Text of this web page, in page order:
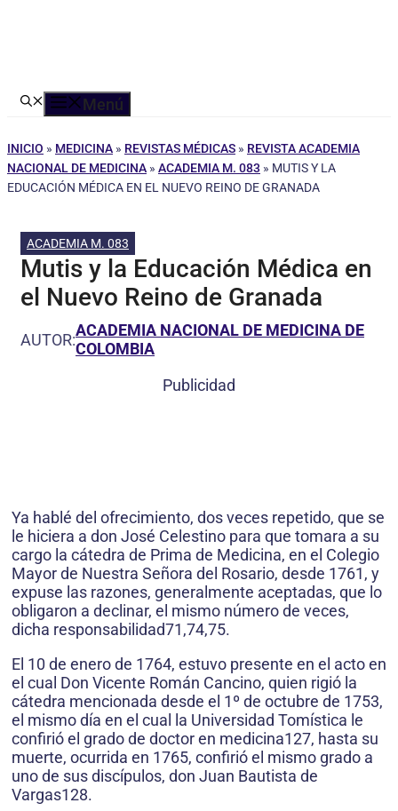
Menú
INICIO » MEDICINA » REVISTAS MÉDICAS » REVISTA ACADEMIA
NACIONAL DE MEDICINA » ACADEMIA M. 083 » MUTIS Y LA
EDUCACIÓN MÉDICA EN EL NUEVO REINO DE GRANADA
ACADEMIA M. 083
Mutis y la Educación Médica en
el Nuevo Reino de Granada
AUTOR:ACADEMIA NACIONAL DE MEDICINA DE
COLOMBIA
Publicidad
Ya hablé del ofrecimiento, dos veces repetido, que se
le hiciera a don José Celestino para que tomara a su
cargo la cátedra de Prima de Medicina, en el Colegio
Mayor de Nuestra Señora del Rosario, desde 1761, y
expuse las razones, generalmente aceptadas, que lo
obligaron a declinar, el mismo número de veces,
dicha responsabilidad71,74,75.
El 10 de enero de 1764, estuvo presente en el acto en
el cual Don Vicente Román Cancino, quien rigió la
cátedra mencionada desde el 1º de octubre de 1753,
el mismo día en el cual la Universidad Tomística le
confirió el grado de doctor en medicina127, hasta su
muerte, ocurrida en 1765, confirió el mismo grado a
uno de sus discípulos, don Juan Bautista de
Vargas128.